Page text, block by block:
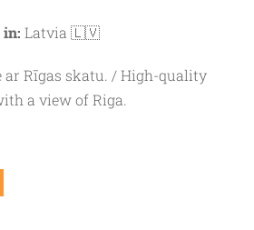
in: Latvia 🇱🇻
Rīgas skatu. / High-quality
a view of Riga.